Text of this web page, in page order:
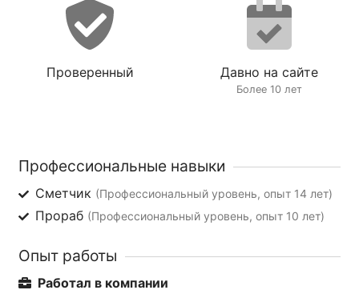
Проверенный Давно на сайте
Более 10 лет
Профессиональные навыки
Сметчик (Профессиональный уровень, опыт 14 лет)
Прораб (Профессиональный уровень, опыт 10 лет)
Опыт работы
Работал в компании